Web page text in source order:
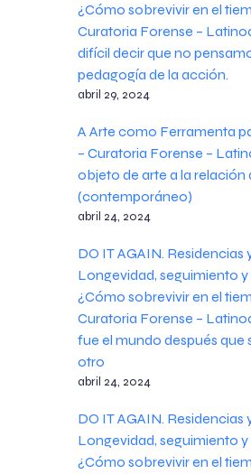
¿Cómo sobrevivir en el
Curatoria Forense –
difícil decir que no
pedagogía de la acción.
abril 29, 2024
A Arte como Ferramenta
– Curatoria Forense –
objeto de arte a la relación
(contemporáneo)
abril 24, 2024
DO IT AGAIN. Residencias
Longevidad, seguimiento
¿Cómo sobrevivir en el
Curatoria Forense –
fue el mundo después que
otro
abril 24, 2024
DO IT AGAIN. Residencias
Longevidad, seguimiento
¿Cómo sobrevivir en el